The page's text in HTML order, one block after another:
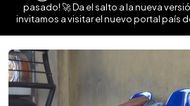
pasado! 🚀 Da el salto a la nueva
invitamos a visitar el nuevo portal país